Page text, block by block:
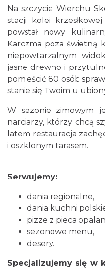
Na szczycie Wierchu
stacji kolei
powstał nowy
Karczma poza świetną
niepowtarzalnym
jasne drewno i
pomieścić 80 osób
stanie się Twoim
W sezonie zimowym
narciarzy, którzy chcą
latem restauracja
i oszklonym tarasem.
Serwujemy:
dania regionalne,
dania kuchni
pizze z pieca
sezonowe menu,
desery.
Specjalizujemy się w